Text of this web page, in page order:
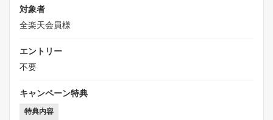
対象者
全楽天会員様
エントリー
不要
キャンペーン特典
特典内容